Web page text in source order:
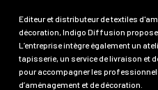
Editeur et distributeur de textiles
décoration, Indigo Diffusion propose
L’entreprise intègre également un
tapisserie, un service de livraison et
pour accompagner les
d’aménagement et de décoration.